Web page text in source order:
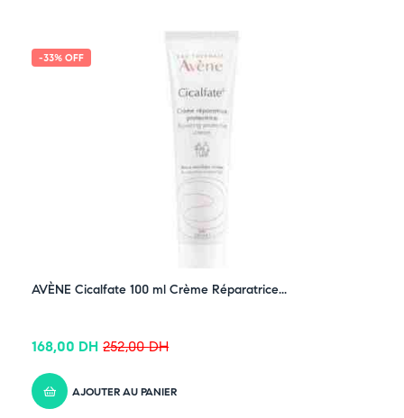
-33% OFF
AVÈNE Cicalfate 100 ml Crème Réparatrice...
252,00DH
168,00 DH
AJOUTER AU PANIER